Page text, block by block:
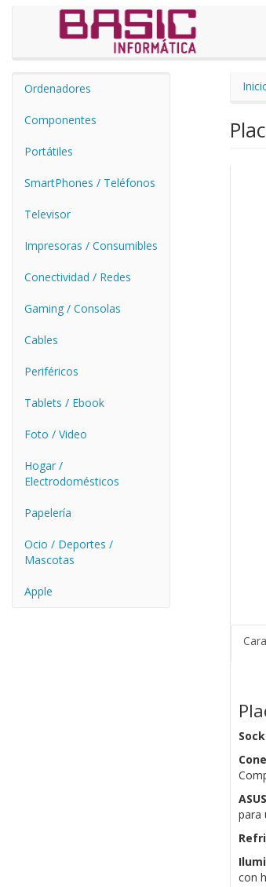
Ordenadores
Componentes
Portátiles
SmartPhones / Teléfonos
Televisor
Impresoras / Consumibles
Conectividad / Redes
Gaming / Consolas
Cables
Periféricos
Tablets / Ebook
Foto / Video
Hogar /
Electrodomésticos
Papelería
Ocio / Deportes /
Mascotas
Apple
para
con